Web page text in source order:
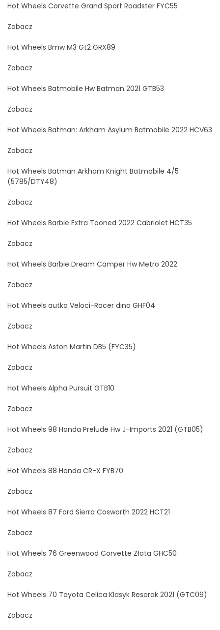
Hot Wheels Corvette Grand Sport Roadster FYC55
Zobacz
Hot Wheels Bmw M3 Gt2 GRX89
Zobacz
Hot Wheels Batmobile Hw Batman 2021 GTB53
Zobacz
Hot Wheels Batman: Arkham Asylum Batmobile 2022 HCV63
Zobacz
Hot Wheels Batman Arkham Knight Batmobile 4/5
(5785/DTY48)
Zobacz
Hot Wheels Barbie Extra Tooned 2022 Cabriolet HCT35
Zobacz
Hot Wheels Barbie Dream Camper Hw Metro 2022
Zobacz
Hot Wheels autko Veloci-Racer dino GHF04
Zobacz
Hot Wheels Aston Martin DB5 (FYC35)
Zobacz
Hot Wheels Alpha Pursuit GTB10
Zobacz
Hot Wheels 98 Honda Prelude Hw J-Imports 2021 (GTB05)
Zobacz
Hot Wheels 88 Honda CR-X FYB70
Zobacz
Hot Wheels 87 Ford Sierra Cosworth 2022 HCT21
Zobacz
Hot Wheels 76 Greenwood Corvette Złota GHC50
Zobacz
Hot Wheels 70 Toyota Celica Klasyk Resorak 2021 (GTC09)
Zobacz